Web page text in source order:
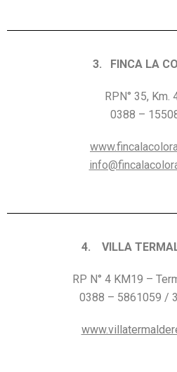
3. FINCA LA
RPN° 35, Km.
0388 –
4. VILLA TERMAL
RP N° 4 KM19 –
0388 – 5861059 /